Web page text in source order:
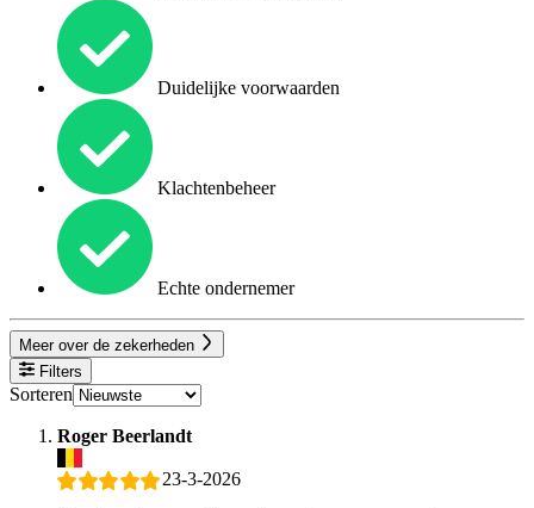
Duidelijke voorwaarden
Klachtenbeheer
Echte ondernemer
Meer over de zekerheden
Filters
Sorteren
Roger Beerlandt
23-3-2026